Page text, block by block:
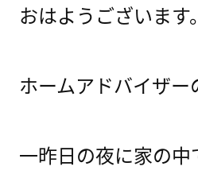
おはようございます。
ホームアドバイザー
一昨日の夜に家の